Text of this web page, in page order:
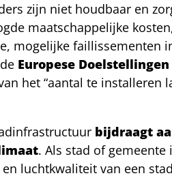
zijn niet houdbaar en
maatschappelijke
mogelijke faillissementen
Europese Doelstellingen
het “aantal te installeren
bijdraagt
. Als stad of gemeente
luchtkwaliteit van een